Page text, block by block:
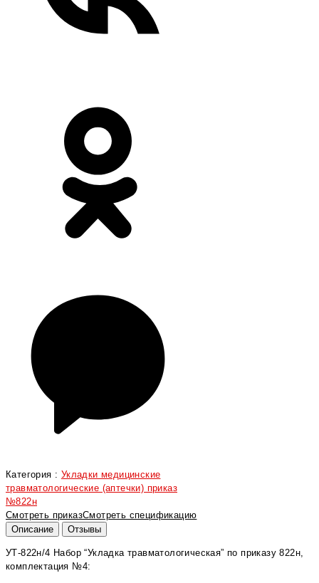
Категория : Укладки медицинские
травматологические (аптечки) приказ
№822н
Смотреть приказСмотреть спецификацию
Описание
Отзывы
УТ-822н/4 Набор “Укладка травматологическая” по приказу 822н,
комплектация №4: